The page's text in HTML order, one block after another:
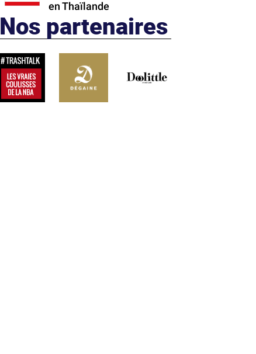
en Thaïlande
Nos partenaires